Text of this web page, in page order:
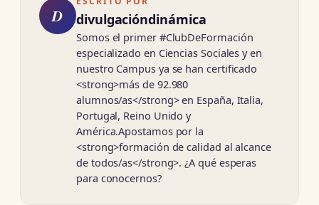
D divulgacióndinámica
Somos el primer #ClubDeFormación
especializado en Ciencias Sociales y en
nuestro Campus ya se han certificado
<strong>más de 92.980
alumnos/as</strong> en España, Italia,
Portugal, Reino Unido y
América.Apostamos por la
<strong>formación de calidad al alcance
de todos/as</strong>. ¿A qué esperas
para conocernos?